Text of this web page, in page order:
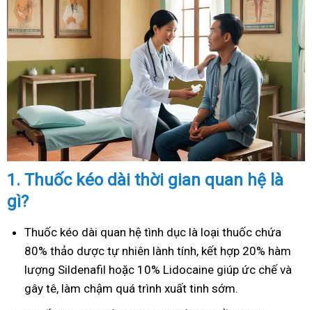
1. Thuốc kéo dài thời gian quan hệ là
gì?
Thuốc kéo dài quan hệ tình dục là loại thuốc chứa
80% thảo dược tự nhiên lành tính, kết hợp 20% hàm
lượng Sildenafil hoặc 10% Lidocaine giúp ức chế và
gây tê, làm chậm quá trình xuất tinh sớm.